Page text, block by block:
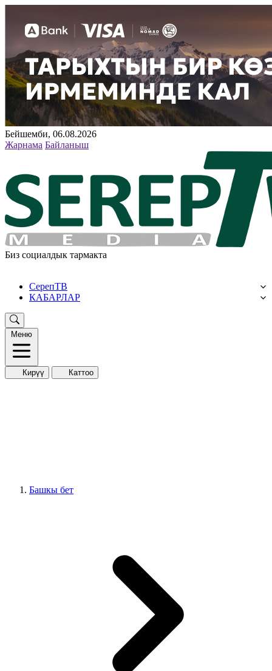
Бейшемби, 06.08.2026
Жарнама Байланыш
Биз социалдык тармакта
СерепТВ
КАБАРЛАР
Меню
Кирүү Каттоо
Башкы бет